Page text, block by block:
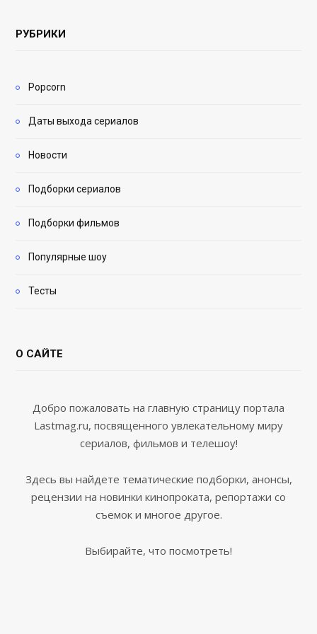
РУБРИКИ
Popcorn
Даты выхода сериалов
Новости
Подборки сериалов
Подборки фильмов
Популярные шоу
Тесты
О САЙТЕ
Добро пожаловать на главную страницу портала
Lastmag.ru, посвященного увлекательному миру
сериалов, фильмов и телешоу!
Здесь вы найдете тематические подборки, анонсы,
рецензии на новинки кинопроката, репортажи со
съемок и многое другое.
Выбирайте, что посмотреть!